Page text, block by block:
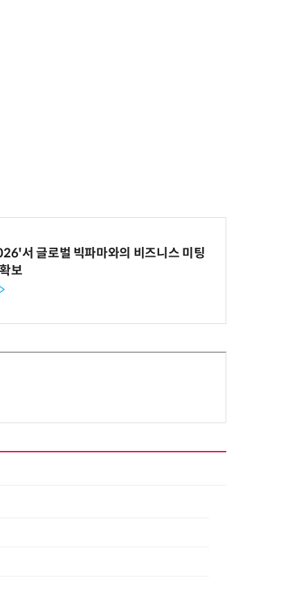
서 글로벌 빅파마와의 비즈니스 미팅
보